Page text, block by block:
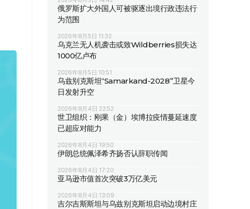
俄罗斯扩大外国人可被驱逐出境行政违法行
为范围
2026年8月5日 11:32
乌克兰无人机袭击或致Wildberries损失达
1000亿卢布
2026年8月5日 10:51
乌兹别克斯坦“Samarkand-2028”卫星今
日发射升空
2026年8月4日 22:52
世卫组织：刚果（金）埃博拉疫情蔓延速度
已超应对能力
2026年8月4日 19:50
伊朗总统佩泽希齐扬否认辞职传闻
2026年8月4日 17:20
亚马逊市值首次突破3万亿美元
2026年8月4日 13:09
吉尔吉斯斯坦与乌兹别克斯坦启动边境村庄